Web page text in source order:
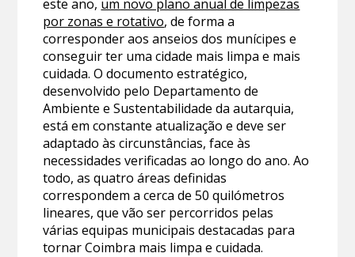
este ano, um novo plano anual de limpezas
por zonas e rotativo, de forma a
corresponder aos anseios dos munícipes e
conseguir ter uma cidade mais limpa e mais
cuidada. O documento estratégico,
desenvolvido pelo Departamento de
Ambiente e Sustentabilidade da autarquia,
está em constante atualização e deve ser
adaptado às circunstâncias, face às
necessidades verificadas ao longo do ano. Ao
todo, as quatro áreas definidas
correspondem a cerca de 50 quilómetros
lineares, que vão ser percorridos pelas
várias equipas municipais destacadas para
tornar Coimbra mais limpa e cuidada.